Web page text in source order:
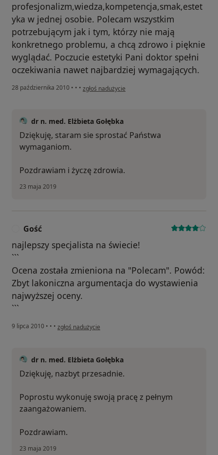
profesjonalizm,wiedza,kompetencja,smak,estet
yka w jednej osobie. Polecam wszystkim
potrzebującym jak i tym, którzy nie mają
konkretnego problemu, a chcą zdrowo i pięknie
wyglądać. Poczucie estetyki Pani doktor spełni
oczekiwania nawet najbardziej wymagających.
28 października 2010 • • • w opinii użytkownika Konto zostało usunięte
zgłoś nadużycie
dr n. med. Elżbieta Gołębka
Dziękuję, staram sie sprostać Państwa
wymaganiom.
Pozdrawiam i życzę zdrowia.
23 maja 2019
Gość
najlepszy specjalista na świecie!
```
Ocena została zmieniona na "Polecam". Powód:
Zbyt lakoniczna argumentacja do wystawienia
najwyższej oceny.
```
9 lipca 2010 • • • w opinii użytkownika Gość
zgłoś nadużycie
dr n. med. Elżbieta Gołębka
Dziękuję, nazbyt przesadnie.
Poprostu wykonuję swoją pracę z pełnym
zaangażowaniem.
Pozdrawiam.
23 maja 2019